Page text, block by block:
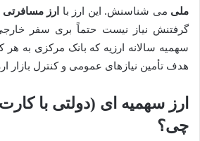
ملی می شناسنش. این ارز با ارز مسافرتی
گرفتنش نیاز نیست حتماً بری سفر
هدف تأمین نیازهای عمومی و کنترل بازار
ارز سهمیه ای (دولتی با
چی؟